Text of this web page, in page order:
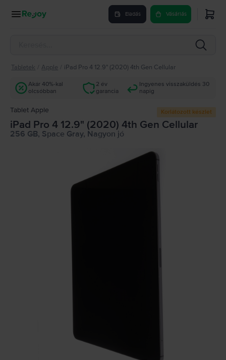
Eladás Vásárlás
Tabletek Apple iPad Pro 4 12.9" (2020) 4th Gen Cellular
Akár 40%-kal
olcsóbban
2 év
garancia
Ingyenes visszaküldés 30
napig
Tablet Apple Korlátozott készlet
iPad Pro 4 12.9" (2020) 4th Gen Cellular
256 GB, Space Gray, Nagyon jó